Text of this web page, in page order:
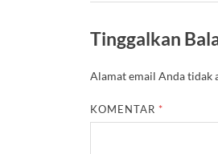
Tinggalkan
Alamat email Anda tidak
KOMENTAR *